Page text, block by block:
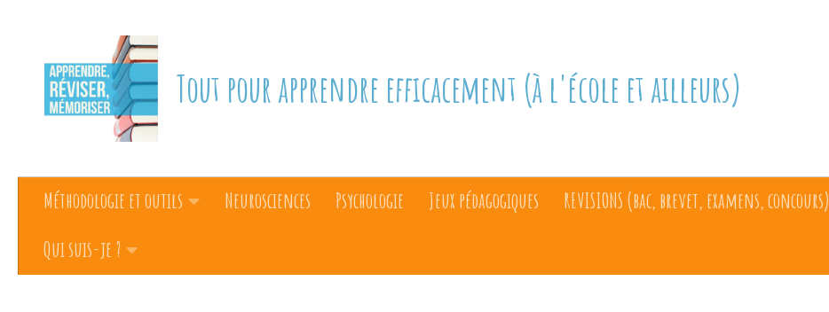
Tout pour apprendre efficacement (à l'école et ailleurs)
Méthodologie et outils Neurosciences Psychologie Jeux pédagogiques REVISIONS (bac, brevet, examens, concours)
Qui suis-je ?